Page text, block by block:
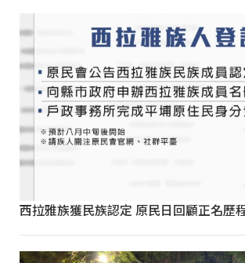
西拉雅族獲民族認定 原民日回顧正名歷